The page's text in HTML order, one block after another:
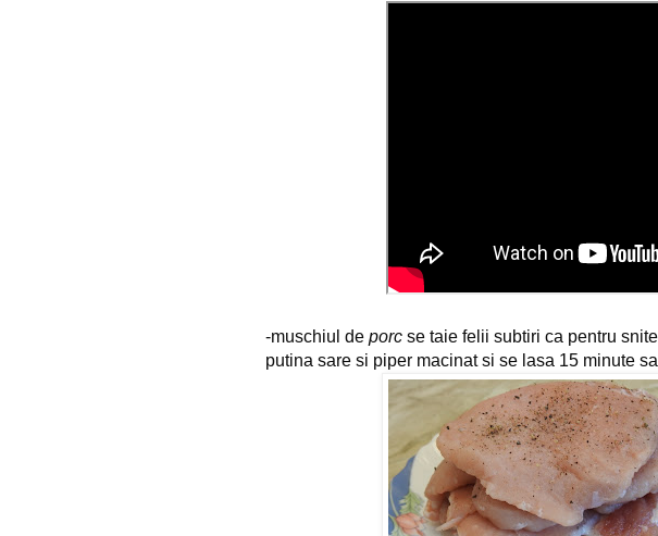
-muschiul de porc se taie felii subtiri ca pentru
putina sare si piper macinat si se lasa 15 minute